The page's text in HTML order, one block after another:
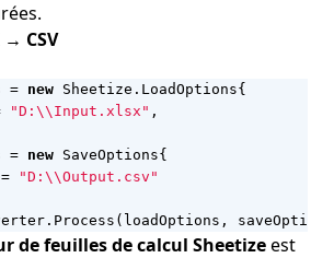
→ CSV
= new Sheetize . LoadOptions{
"D:\\Input.xlsx" ,
= new SaveOptions{
=
"D:\\Output.csv"
. Process ( loadOptions , saveOptions
de feuilles de calcul Sheetizeest